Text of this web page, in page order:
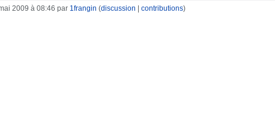
2009 à 08:46 par 1frangin (discussion contributions)